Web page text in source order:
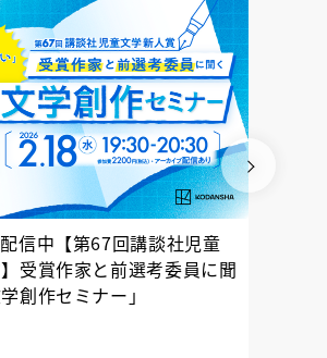
信中【第67回講談社児童
受賞作家と前選考委員に聞
創作セミナー」